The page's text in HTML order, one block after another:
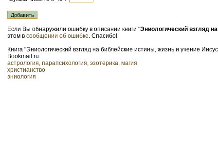
Если Вы обнаружили ошибку в описании книги "Эниологический взгляд
этом в сообщении об ошибке. Спасибо!
Книга "Эниологический взгляд на библейские истины, жизнь и учение
Bookmail.ru:
астрология, парапсихология, эзотерика, магия
христианство
эниология